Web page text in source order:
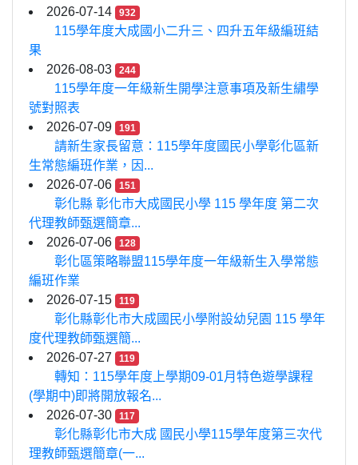
2026-07-14
932
115學年度大成國小二升三、四升五年級編班結
果
2026-08-03
244
115學年度一年級新生開學注意事項及新生繡學
號對照表
2026-07-09
191
請新生家長留意：115學年度國民小學彰化區新
生常態編班作業，因...
2026-07-06
151
彰化縣 彰化市大成國民小學 115 學年度 第二次
代理教師甄選簡章...
2026-07-06
128
彰化區策略聯盟115學年度一年級新生入學常態
編班作業
2026-07-15
119
彰化縣彰化市大成國民小學附設幼兒園 115 學年
度代理教師甄選簡...
2026-07-27
119
轉知：115學年度上學期09-01月特色遊學課程
(學期中)即將開放報名...
2026-07-30
117
彰化縣彰化市大成 國民小學115學年度第三次代
理教師甄選簡章(一...